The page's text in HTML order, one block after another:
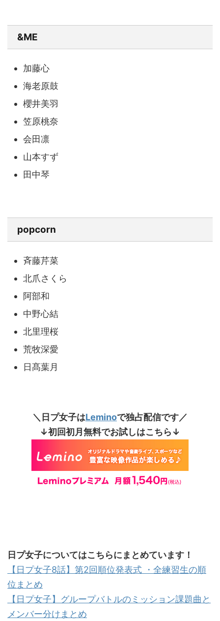
&ME
加藤心
海老原鼓
櫻井美羽
笠原桃奈
会田凛
山本すず
田中琴
popcorn
斉藤芹菜
北爪さくら
阿部和
中野心結
北里理桜
荒牧深愛
日髙葉月
＼日プ女子はLeminoで独占配信です／
↓初回初月無料でお試しはこちら↓
日プ女子についてはこちらにまとめています！
【日プ女子8話】第2回順位発表式 ・全練習生の順
位まとめ
【日プ女子】グループバトルのミッション課題曲と
メンバー分けまとめ